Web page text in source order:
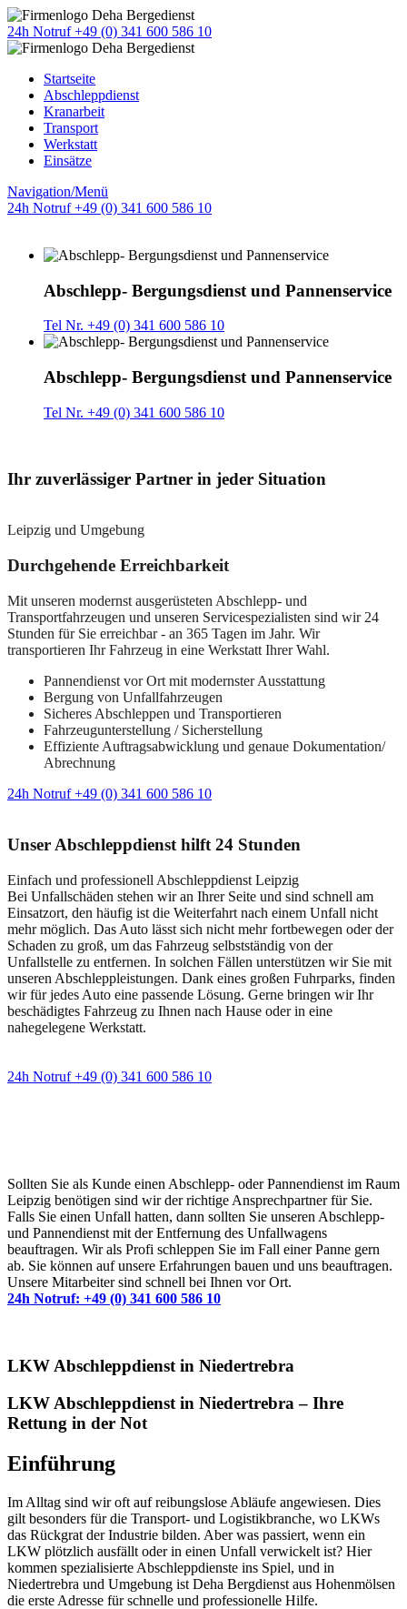
24h Notruf +49 (0) 341 600 586 10
Startseite
Abschleppdienst
Kranarbeit
Transport
Werkstatt
Einsätze
Navigation/Menü
24h Notruf +49 (0) 341 600 586 10
Abschlepp- Bergungsdienst und Pannenservice
Tel Nr. +49 (0) 341 600 586 10
Abschlepp- Bergungsdienst und Pannenservice
Tel Nr. +49 (0) 341 600 586 10
Ihr zuverlässiger Partner in jeder Situation
Leipzig und Umgebung
Durchgehende Erreichbarkeit
Mit unseren modernst ausgerüsteten Abschlepp- und
Transportfahrzeugen und unseren Servicespezialisten sind wir 24
Stunden für Sie erreichbar - an 365 Tagen im Jahr. Wir
transportieren Ihr Fahrzeug in eine Werkstatt Ihrer Wahl.
Pannendienst vor Ort mit modernster Ausstattung
Bergung von Unfallfahrzeugen
Sicheres Abschleppen und Transportieren
Fahrzeugunterstellung / Sicherstellung
Effiziente Auftragsabwicklung und genaue Dokumentation/
Abrechnung
24h Notruf +49 (0) 341 600 586 10
Unser Abschleppdienst hilft 24 Stunden
Einfach und professionell Abschleppdienst Leipzig
Bei Unfallschäden stehen wir an Ihrer Seite und sind schnell am
Einsatzort, den häufig ist die Weiterfahrt nach einem Unfall nicht
mehr möglich. Das Auto lässt sich nicht mehr fortbewegen oder der
Schaden zu groß, um das Fahrzeug selbstständig von der
Unfallstelle zu entfernen. In solchen Fällen unterstützen wir Sie mit
unseren Abschleppleistungen. Dank eines großen Fuhrparks, finden
wir für jedes Auto eine passende Lösung. Gerne bringen wir Ihr
beschädigtes Fahrzeug zu Ihnen nach Hause oder in eine
nahegelegene Werkstatt.
24h Notruf +49 (0) 341 600 586 10
Sollten Sie als Kunde einen Abschlepp- oder Pannendienst im Raum
Leipzig benötigen sind wir der richtige Ansprechpartner für Sie.
Falls Sie einen Unfall hatten, dann sollten Sie unseren Abschlepp-
und Pannendienst mit der Entfernung des Unfallwagens
beauftragen. Wir als Profi schleppen Sie im Fall einer Panne gern
ab. Sie können auf unsere Erfahrungen bauen und uns beauftragen.
Unsere Mitarbeiter sind schnell bei Ihnen vor Ort.
24h Notruf: +49 (0) 341 600 586 10
LKW Abschleppdienst in Niedertrebra
LKW Abschleppdienst in Niedertrebra – Ihre
Rettung in der Not
Einführung
Im Alltag sind wir oft auf reibungslose Abläufe angewiesen. Dies
gilt besonders für die Transport- und Logistikbranche, wo LKWs
das Rückgrat der Industrie bilden. Aber was passiert, wenn ein
LKW plötzlich ausfällt oder in einen Unfall verwickelt ist? Hier
kommen spezialisierte Abschleppdienste ins Spiel, und in
Niedertrebra und Umgebung ist Deha Bergdienst aus Hohenmölsen
die erste Adresse für schnelle und professionelle Hilfe.